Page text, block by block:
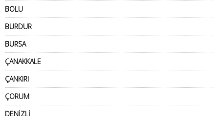
BOLU
BURDUR
BURSA
ÇANAKKALE
ÇANKIRI
ÇORUM
DENİZLİ